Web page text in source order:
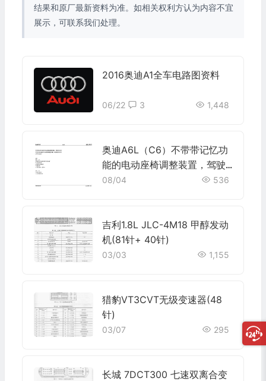
结果和原厂最新资料为准。如相关权利方认为内容不宜
展示，可联系我们处理。
2016奥迪A1全车电路图资料
06/22 1,448
3
奥迪A6L（C6）不带带记忆功
能的电动座椅调整装置，驾驶
员座椅,副驾驶员座椅
08/04 536
吉利1.8L JLC-4M18 甲醇发动
机(81针+ 40针)
03/03 1,155
猎豹VT3CVT无级变速器(48
针)
03/07 295
长城 7DCT300 七速双离合变